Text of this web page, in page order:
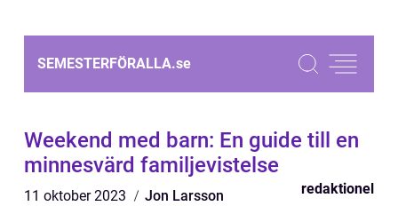
SEMESTERFÖRALLA.se
Weekend med barn: En guide till en
minnesvärd familjevistelse
11 oktober 2023 Jon Larsson redaktionel